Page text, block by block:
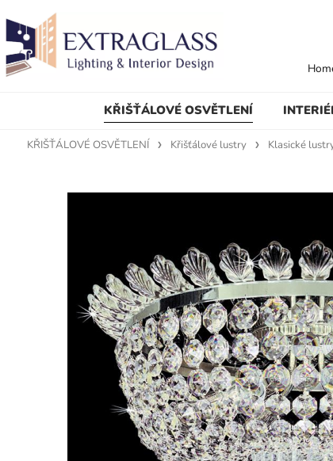
KŘIŠŤÁLOVÉ OSVĚTLENÍ
KŘIŠŤÁLOVÉ OSVĚTLENÍ Křišťálové lustry Klasické